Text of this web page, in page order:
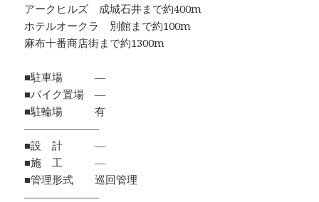
アークヒルズ 成城石井まで約400m
ホテルオークラ 別館まで約100m
麻布十番商店街まで約1300m
■駐車場 ―
■バイク置場 ―
■駐輪場 有
―――――――
■設 計 ―
■施 工 ―
■管理形式 巡回管理
―――――――